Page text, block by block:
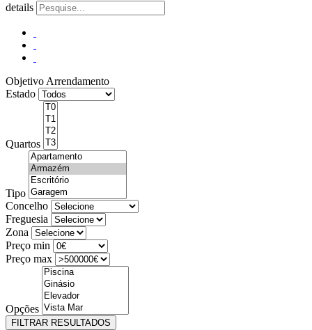
details
Objetivo Arrendamento
Estado
Quartos
Tipo
Concelho
Freguesia
Zona
Preço min
Preço max
Opções